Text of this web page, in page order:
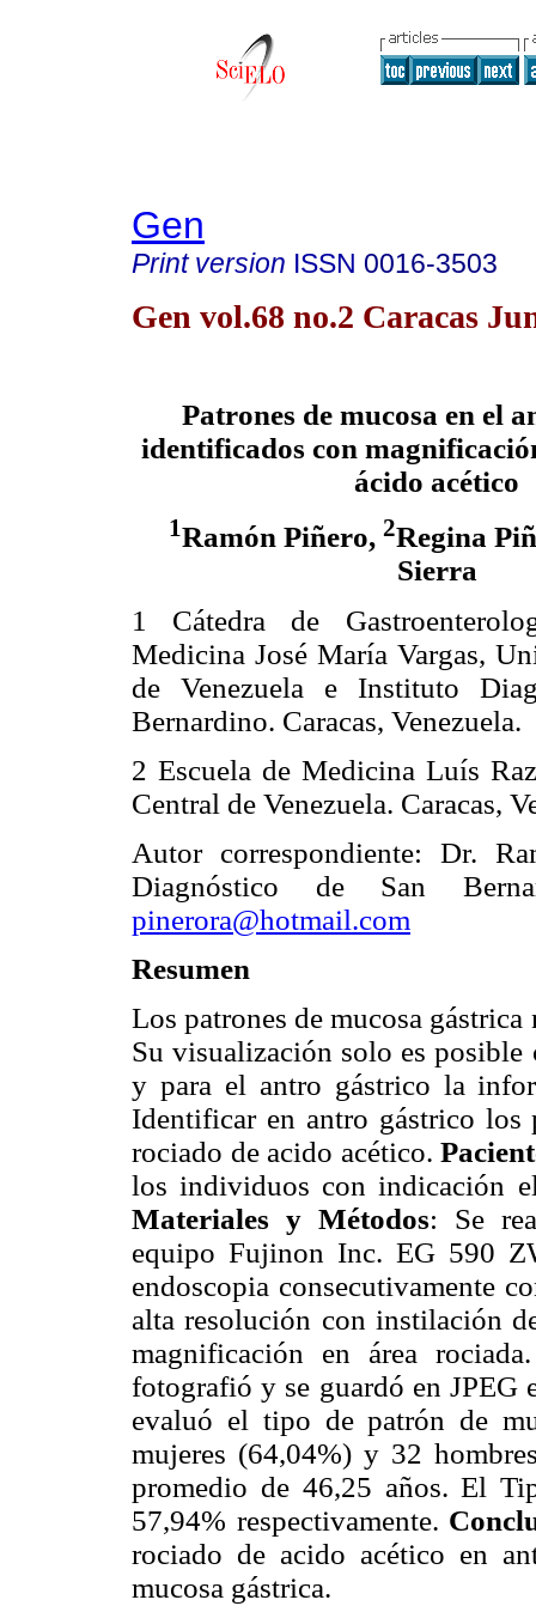
Gen
Print version ISSN 0016-3503
Gen vol.68 no.2 Caracas
Patrones de mucosa en el
identificados con
ácido acético
1Ramón Piñero, 2Regina
Sierra
1 Cátedra de
Medicina José María Vargas,
de Venezuela e Instituto
Bernardino. Caracas, Venezuela.
2 Escuela de Medicina Luís
Central de Venezuela. Caracas,
Autor correspondiente: Dr.
Diagnóstico de San
pinerora@hotmail.com
Resumen
Los patrones de mucosa
Su visualización solo es
y para el antro gástrico la
Identificar en antro gástrico los
rociado de acido acético.
los individuos con indicación
Materiales y Métodos: Se
equipo Fujinon Inc. EG 590
endoscopia consecutivamente
alta resolución con instilación
magnificación en área
fotografió y se guardó en JPEG
evaluó el tipo de patrón de
mujeres (64,04%) y 32
promedio de 46,25 años. El
57,94% respectivamente.
rociado de acido acético en
mucosa gástrica.